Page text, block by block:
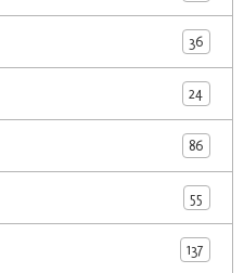
36
24
86
55
137